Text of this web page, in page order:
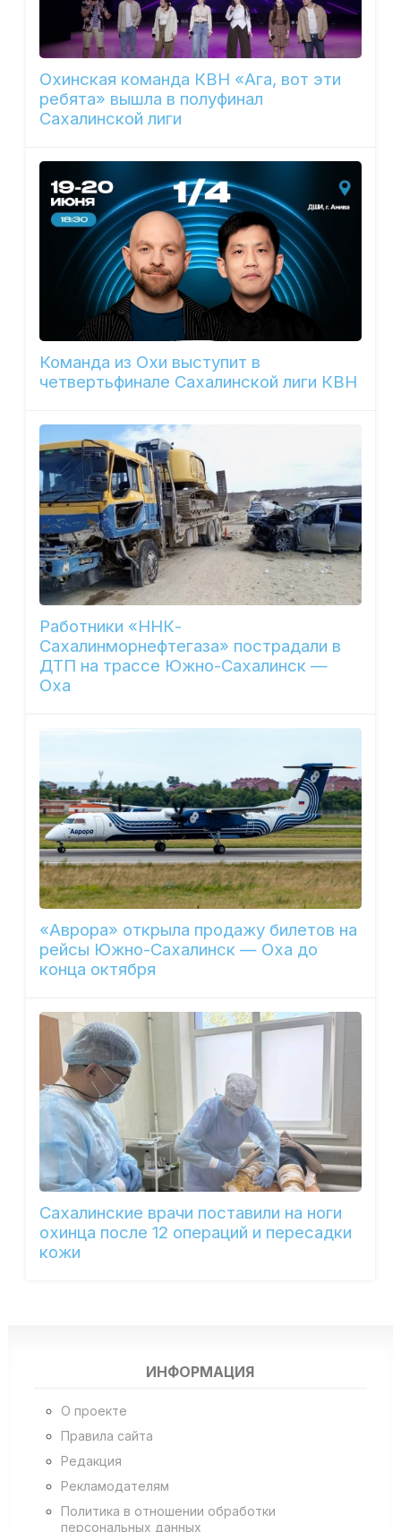
Охинская команда КВН «Ага, вот эти
ребята» вышла в полуфинал
Сахалинской лиги
Команда из Охи выступит в
четвертьфинале Сахалинской лиги КВН
Работники «ННК-
Сахалинморнефтегаза» пострадали в
ДТП на трассе Южно-Сахалинск —
Оха
«Аврора» открыла продажу билетов на
рейсы Южно-Сахалинск — Оха до
конца октября
Сахалинские врачи поставили на ноги
охинца после 12 операций и пересадки
кожи
ИНФОРМАЦИЯ
О проекте
Правила сайта
Редакция
Рекламодателям
Политика в отношении обработки
персональных данных